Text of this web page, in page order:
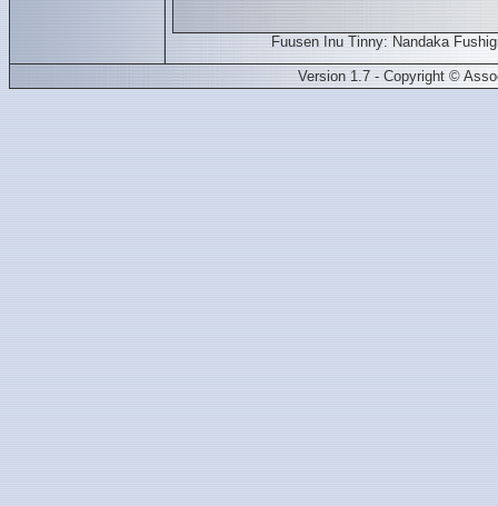
Fuusen Inu Tinny: Nandaka
Version 1.7 - Copyright ©